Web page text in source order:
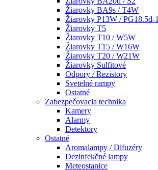
Žiarovky BA9s / T4W
Žiarovky P13W / PG18.5d-1
Žiarovky T5
Žiarovky T10 / W5W
Žiarovky T15 / W16W
Žiarovky T20 / W21W
Žiarovky Sulfitové
Odpory / Rezistory
Svetelné rampy
Ostatné
Zabezpečovacia technika
Kamery
Alarmy
Detektory
Ostatné
Aromalampy / Difuzéry
Dezinfekčné lampy
Meteostanice